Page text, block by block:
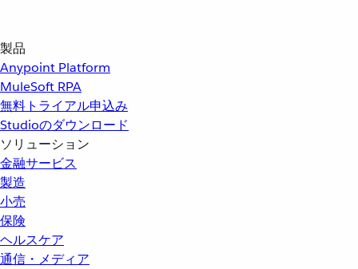
製品
Anypoint Platform
MuleSoft RPA
無料トライアル申込み
Studioのダウンロード
ソリューション
金融サービス
製造
小売
保険
ヘルスケア
通信・メディア